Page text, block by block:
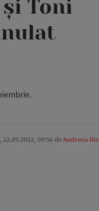
Toni
, 22.09.2022, 09:56 deAndreea Ilie